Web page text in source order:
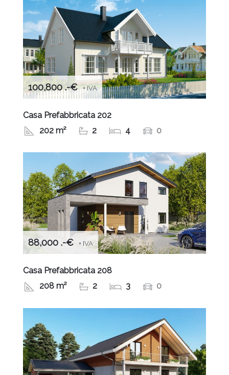
100,800 .-€ + IVA
Casa Prefabbricata 202
202 m²
2 4 0
88,000 .-€ + IVA
Casa Prefabbricata 208
208 m²
2 3 0